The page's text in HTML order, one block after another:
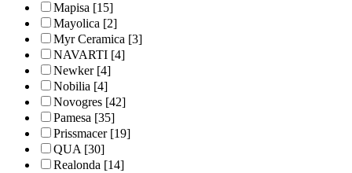
Mapisa [15]
Mayolica [2]
Myr Ceramica [3]
NAVARTI [4]
Newker[4]
Nobilia [4]
Novogres [42]
Pamesa [35]
Prissmacer[19]
QUA[30]
Realonda [14]